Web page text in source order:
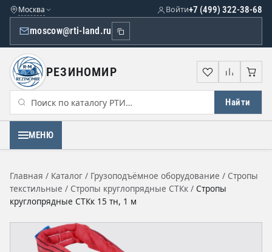
Москва
moscow@rti-land.ru
+7 (499) 322-38-68
Войти
РЕЗИНОМИР
Найти
Избранное
МЕНЮ
Главная / Каталог / Грузоподъёмное оборудование / Стропы
текстильные / Стропы круглопрядные СТКк / Стропы
круглопрядные СТКк 15 тн, 1 м